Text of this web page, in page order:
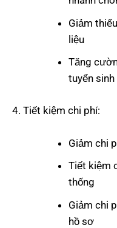
Giảm
liệu
Tăng
tuyển sinh
Tiết kiệm chi phí:
Giảm chi
Tiết kiệm
thống
Giảm chi
hồ sơ